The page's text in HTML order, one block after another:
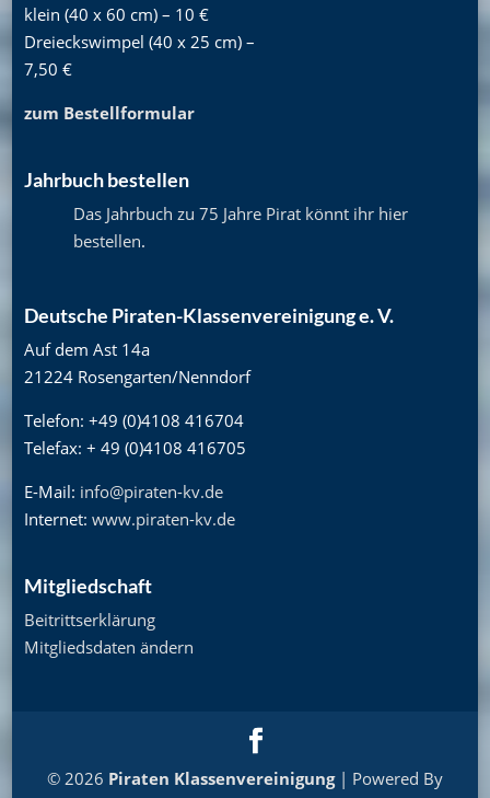
klein (40 x 60 cm) – 10 €
Dreieckswimpel (40 x 25 cm) –
7,50 €
zum Bestellformular
Jahrbuch bestellen
Das Jahrbuch zu 75 Jahre Pirat könnt ihr hier
bestellen.
Deutsche Piraten-Klassenvereinigung e. V.
Auf dem Ast 14a
21224 Rosengarten/Nenndorf
Telefon: +49 (0)4108 416704
Telefax: + 49 (0)4108 416705
E-Mail: info@piraten-kv.de
Internet: www.piraten-kv.de
Mitgliedschaft
Beitrittserklärung
Mitgliedsdaten ändern
© 2026 Piraten Klassenvereinigung| Powered By